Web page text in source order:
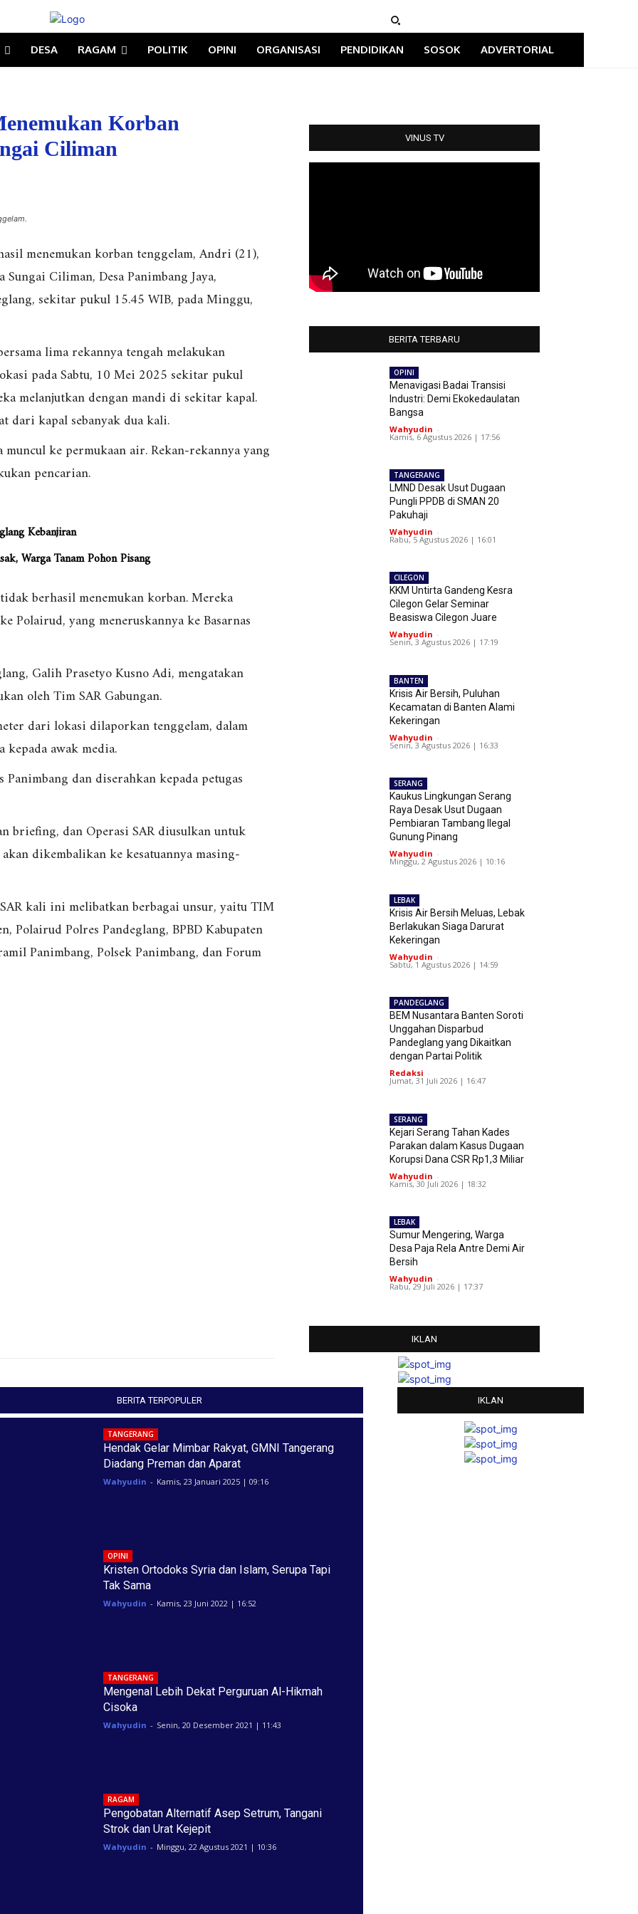
DESA RAGAM POLITIK OPINI ORGANISASI PENDIDIKAN SOSOK ADVERTORIAL
Korban
Ciliman
menemukan korban tenggelam, Andri (21),
Ciliman, Desa Panimbang Jaya,
sekitar pukul 15.45 WIB, pada Minggu,
lima rekannya tengah melakukan
pada Sabtu, 10 Mei 2025 sekitar pukul
melanjutkan dengan mandi di sekitar kapal.
dari kapal sebanyak dua kali.
ke permukaan air. Rekan-rekannya yang
pencarian.
Kebanjiran
Warga Tanam Pohon Pisang
berhasil menemukan korban. Mereka
Polairud, yang meneruskannya ke Basarnas
Galih Prasetyo Kusno Adi, mengatakan
oleh Tim SAR Gabungan.
dari lokasi dilaporkan tenggelam, dalam
kepada awak media.
dan diserahkan kepada petugas
briefing, dan Operasi SAR diusulkan untuk
dikembalikan ke kesatuannya masing-
kali ini melibatkan berbagai unsur, yaitu TIM
Polairud Polres Pandeglang, BPBD Kabupaten
Panimbang, Polsek Panimbang, dan Forum
VINUS TV
BERITA TERBARU
OPINI
Menavigasi Badai Transisi
Industri: Demi Ekokedaulatan
Bangsa
Wahyudin -
Kamis, 6 Agustus 2026 | 17:56
TANGERANG
LMND Desak Usut Dugaan
Pungli PPDB di SMAN 20
Pakuhaji
Wahyudin -
Rabu, 5 Agustus 2026 | 16:01
CILEGON
KKM Untirta Gandeng Kesra
Cilegon Gelar Seminar
Beasiswa Cilegon Juare
Wahyudin -
Senin, 3 Agustus 2026 | 17:19
BANTEN
Krisis Air Bersih, Puluhan
Kecamatan di Banten Alami
Kekeringan
Wahyudin -
Senin, 3 Agustus 2026 | 16:33
SERANG
Kaukus Lingkungan Serang
Raya Desak Usut Dugaan
Pembiaran Tambang Ilegal
Gunung Pinang
Wahyudin -
Minggu, 2 Agustus 2026 | 10:16
LEBAK
Krisis Air Bersih Meluas, Lebak
Berlakukan Siaga Darurat
Kekeringan
Wahyudin -
Sabtu, 1 Agustus 2026 | 14:59
PANDEGLANG
BEM Nusantara Banten Soroti
Unggahan Disparbud
Pandeglang yang Dikaitkan
dengan Partai Politik
Redaksi -
Jumat, 31 Juli 2026 | 16:47
SERANG
Kejari Serang Tahan Kades
Parakan dalam Kasus Dugaan
Korupsi Dana CSR Rp1,3 Miliar
Wahyudin -
Kamis, 30 Juli 2026 | 18:32
LEBAK
Sumur Mengering, Warga
Desa Paja Rela Antre Demi Air
Bersih
Wahyudin -
Rabu, 29 Juli 2026 | 17:37
IKLAN
BERITA TERPOPULER
TANGERANG
Hendak Gelar Mimbar Rakyat, GMNI Tangerang
Diadang Preman dan Aparat
Wahyudin - Kamis, 23 Januari 2025 | 09:16
OPINI
Kristen Ortodoks Syria dan Islam, Serupa Tapi
Tak Sama
Wahyudin - Kamis, 23 Juni 2022 | 16:52
TANGERANG
Mengenal Lebih Dekat Perguruan Al-Hikmah
Cisoka
Wahyudin - Senin, 20 Desember 2021 | 11:43
RAGAM
Pengobatan Alternatif Asep Setrum, Tangani
Strok dan Urat Kejepit
Wahyudin - Minggu, 22 Agustus 2021 | 10:36
IKLAN